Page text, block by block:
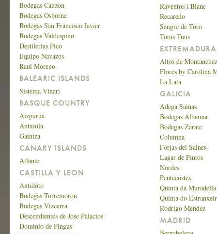
Bodegas Cauzon
Bodegas Osborne
Bodegas San Francisco Javier
Bodegas Valdespino
Destilerias Pico
Equipo Navazos
Raul Moreno
BALEARIC ISLANDS
Sistema Vinari
BASQUE COUNTRY
Aizpurua
Antxiola
Gaintza
CANARY ISLANDS
Atlante
CASTILLA Y LEON
Antidoto
Bodegas Torremoron
Bodegas Vizcarra
Descendientes de Jose Palacios
Dominio de Pingus
Raventos i Blanc
Recaredo
Sangre de Toro
Totus Tuus
EXTREMADURA
Altos de Montanchez
Flores by Carolina
La Lata
GALICIA
Adega Sainas
Bodegas Albamar
Bodegas Zarate
Columna
Forjas del Salnes
Lagar de Pintos
Nordes
Pentecostes
Quinta da Muradella
Quinta do
Rodrigo Mendez
MADRID